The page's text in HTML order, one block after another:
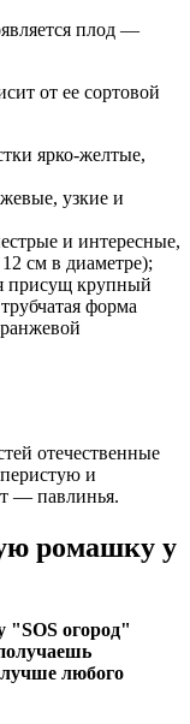
плод —
от ее сортовой
ярко-желтые,
узкие и
и интересные,
см в диаметре);
присущ крупный
форма
отечественные
и
— павлинья.
ромашку у
"SOS огород"
лучше любого